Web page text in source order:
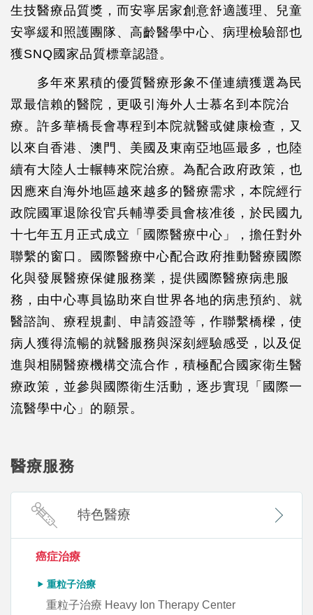
生技醫療品質獎，而安寧居家創意舒適護理、兒童
安寧緩和照護團隊、高齡醫學中心、病理檢驗部也
獲SNQ國家品質標章認證。
多年來累積的優質醫療形象不僅連續獲選為民
眾最信賴的醫院，更吸引海外人士慕名到本院治
療。許多華橋長會專程到本院就醫或健康檢查，又
以來自香港、澳門、美國及東南亞地區最多，也陸
續有大陸人士輾轉來院治療。為配合政府政策，也
因應來自海外地區越來越多的醫療需求，本院經行
政院國軍退除役官兵輔導委員會核准後，於民國九
十七年五月正式成立「國際醫療中心」，擔任對外
聯繫的窗口。國際醫療中心配合政府推動醫療國際
化與發展醫療保健服務業，提供國際醫療病患服
務，由中心專員協助來自世界各地的病患預約、就
醫諮詢、療程規劃、申請簽證等，作聯繫橋樑，使
病人獲得流暢的就醫服務與深刻經驗感受，以及促
進與相關醫療機構交流合作，積極配合國家衛生醫
療政策，並參與國際衛生活動，逐步實現「國際一
流醫學中心」的願景。
醫療服務
特色醫療
癌症治療
重粒子治療
重粒子治療 Heavy Ion Therapy Center